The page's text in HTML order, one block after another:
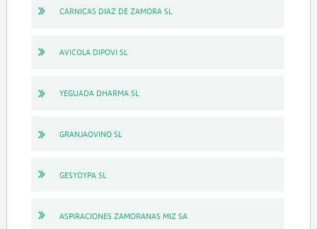
CARNICAS DIAZ DE ZAMORA SL
AVICOLA DIPOVI SL
YEGUADA DHARMA SL
GRANJAOVINO SL
GESYOYPA SL
ASPIRACIONES ZAMORANAS MIZ SA